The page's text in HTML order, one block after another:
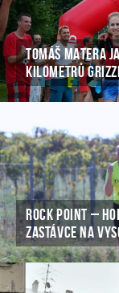
TOMÁŠ MATERA
KILOMETRŮ
ROCK POINT –
ZASTÁVCE NA